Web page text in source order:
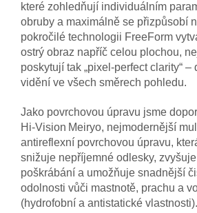
které zohledňují individuálním
obruby a maximálně se přizpůsobí
pokročilé technologii FreeForm
ostrý obraz napříč celou plochou,
poskytují tak „pixel-perfect clarity“
vidění ve všech směrech pohledu.
Jako povrchovou úpravu jsme
Hi‑Vision Meiryo, nejmodernější
antireflexní povrchovou úpravu,
snižuje nepříjemné odlesky,
poškrábání a umožňuje snadnější
odolnosti vůči mastnotě, prachu a
(hydrofobní a antistatické vlastnosti).